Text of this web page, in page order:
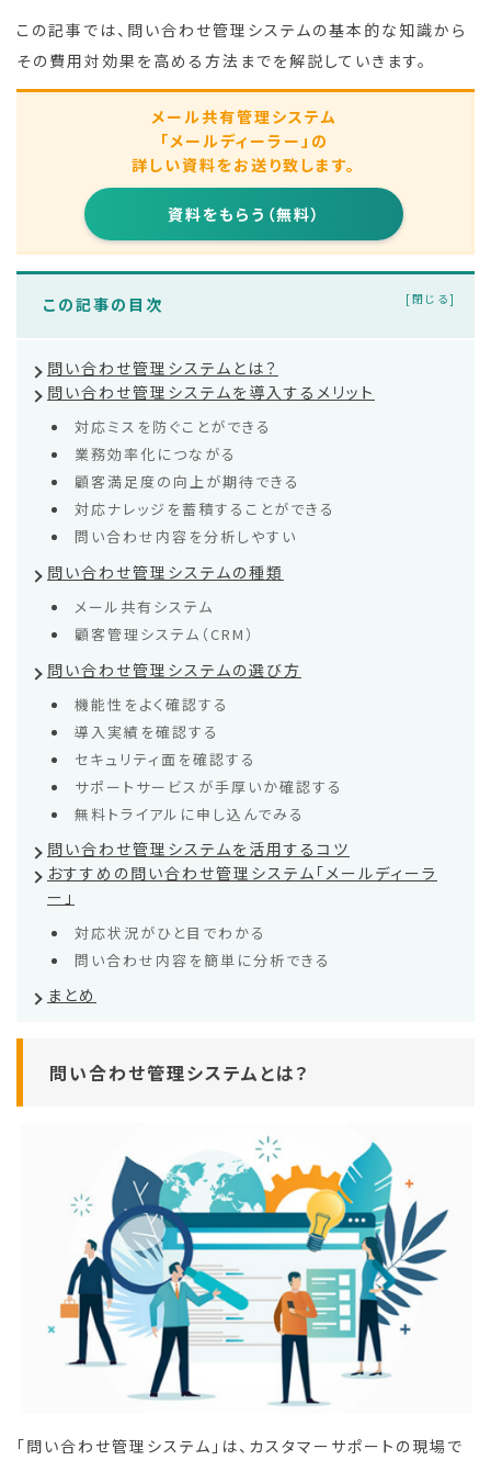
この記事では、問い合わせ管理システムの基本的な知識から
その費用対効果を高める方法までを解説していきます。
メール共有管理システム
「メールディーラー」の
詳しい資料をお送り致します。
資料をもらう（無料）
この記事の目次
問い合わせ管理システムとは？
問い合わせ管理システムを導入するメリット
対応ミスを防ぐことができる
業務効率化につながる
顧客満足度の向上が期待できる
対応ナレッジを蓄積することができる
問い合わせ内容を分析しやすい
問い合わせ管理システムの種類
メール共有システム
顧客管理システム（CRM）
問い合わせ管理システムの選び方
機能性をよく確認する
導入実績を確認する
セキュリティ面を確認する
サポートサービスが手厚いか確認する
無料トライアルに申し込んでみる
問い合わせ管理システムを活用するコツ
おすすめの問い合わせ管理システム「メールディーラ
ー」
対応状況がひと目でわかる
問い合わせ内容を簡単に分析できる
まとめ
問い合わせ管理システムとは？
「問い合わせ管理システム」は、カスタマーサポートの現場で